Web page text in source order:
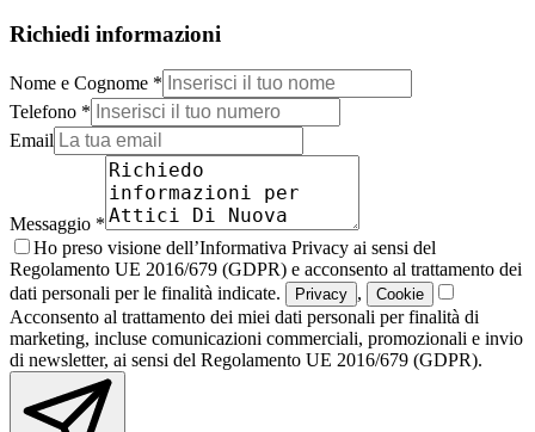
Richiedi informazioni
Nome e Cognome *
Telefono *
Email
Messaggio *
Ho preso visione dell’Informativa Privacy ai sensi del
Regolamento UE 2016/679 (GDPR) e acconsento al trattamento dei
dati personali per le finalità indicate.
Privacy , Cookie
Acconsento al trattamento dei miei dati personali per finalità di
marketing, incluse comunicazioni commerciali, promozionali e invio
di newsletter, ai sensi del Regolamento UE 2016/679 (GDPR).